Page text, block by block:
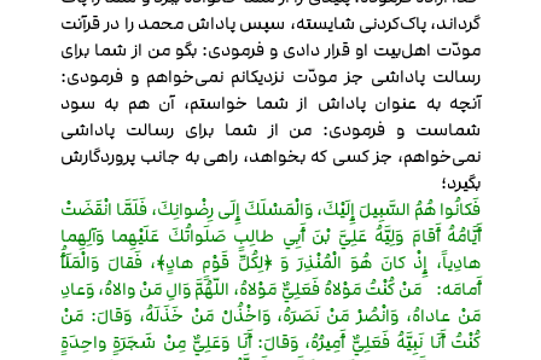
گرداند، پاک‌کردنی شایسته، سپس پاداش محمد را در قرآنت
مودّت اهل‌بیت او قرار دادی و فرمودی: بگو من از شما برای
رسالت پاداشی جز مودّت نزدیکانم نمی‌خواهم و فرمودی:
آنچه به عنوان پاداش از شما خواستم، آن هم به سود
شماست و فرمودی: من از شما برای رسالت پاداشی
نمی‌خواهم، جز کسی که بخواهد، راهی به جانب پروردگارش
بگیرد؛
فَكانُوا هُمُ السَّبِيلَ إِلَيْكَ، وَالْمَسْلَكَ إِلَى رِضْوانِكَ، فَلَمَّا انْقَضَتْ
أَيَّامُهُ أَقامَ وَلِيَّهُ عَلِيَّ بْنَ أَبِي طالِبٍ صَلَواتُكَ عَلَيْهِما وَآلِهِما
هادِياً، إِذْ كانَ هُوَ الْمُنْذِرَ وَ ﴿لِكُلِّ قَوْمٍ هادٍ﴾، فَقالَ وَالْمَلَأُ
أَمامَه: مَنْ كُنْتُ مَوْلاهُ فَعَلِيٌّ مَوْلاهُ، اللّهُمَّ وَالِ مَنْ والاهُ، وَعادِ
مَنْ عاداهُ، وَانْصُرْ مَنْ نَصَرَهُ، وَاخْذُلْ مَنْ خَذَلَهُ، وَقالَ: مَنْ
كُنْتُ أَنَا نَبِيَّهُ فَعَلِيٌّ أَمِيرُهُ، وَقالَ: أَنَا وَعَلِيٌّ مِنْ شَجَرَةٍ واحِدَةٍ